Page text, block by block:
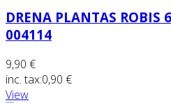
DRENA PLANTAS ROBIS
004114
9,90 €
inc. tax:0,90 €
View